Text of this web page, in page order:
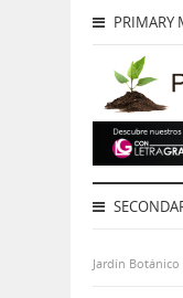
PRIMARY
Jardín